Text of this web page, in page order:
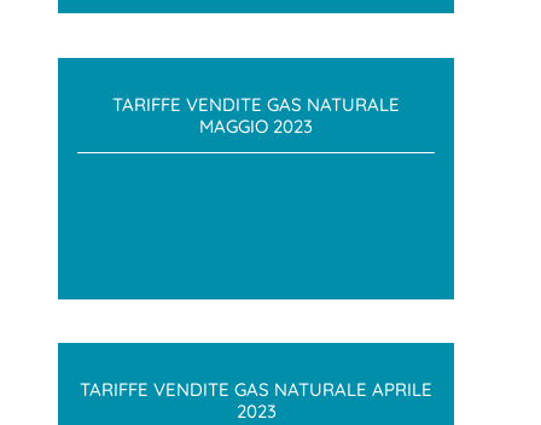
TARIFFE VENDITE GAS NATURALE
MAGGIO 2023
TARIFFE VENDITE GAS NATURALE APRILE
2023